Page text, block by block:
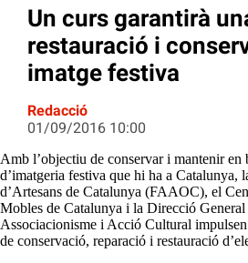
Un curs garantirà
restauració i
imatge festiva
Redacció
01/09/2016 10:00
Amb l’objectiu de conservar i mantenir en
d’imatgeria festiva que hi ha a Catalunya,
d’Artesans de Catalunya (FAAOC), el
Mobles de Catalunya i la Direcció
Associacionisme i Acció Cultural
de conservació, reparació i restauració